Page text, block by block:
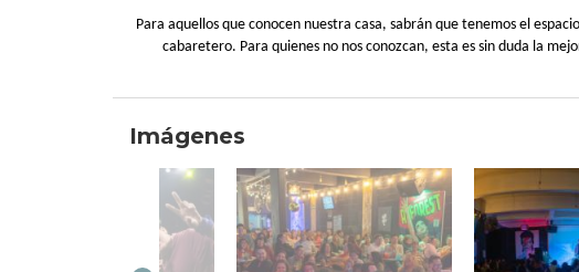
Para aquellos que conocen nuestra casa, sabrán que tenemos el
cabaretero. Para quienes no nos conozcan, esta es sin duda la
Imágenes